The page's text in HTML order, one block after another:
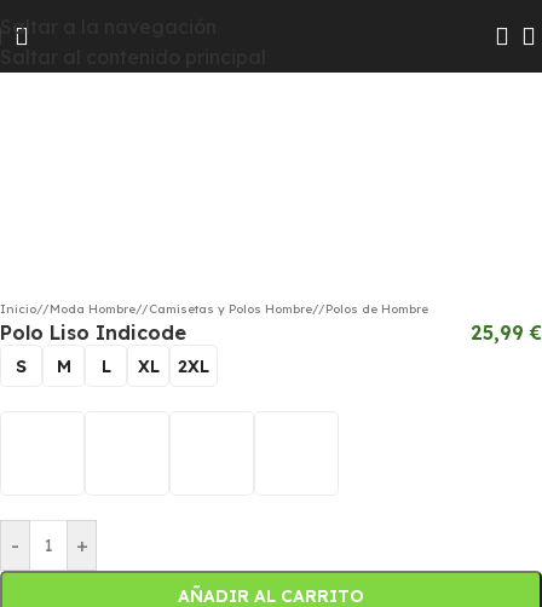
Saltar a la navegación
para que te resulte más fácil encontrar todas las
novedades
Inicio/ Moda Hombre/ Camisetas y Polos Hombre/ Polos de Hombre
Polo Liso Indicode 25,99€
S M L XL 2XL
- +
AÑADIR AL CARRITO